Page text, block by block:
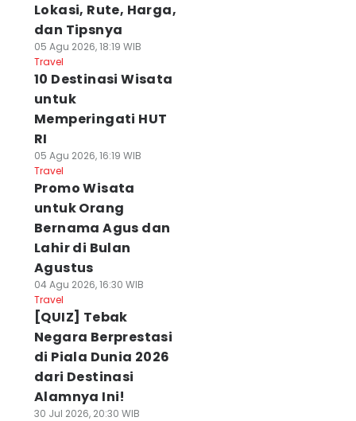
Lokasi, Rute, Harga,
dan Tipsnya
05 Agu 2026, 18:19 WIB
Travel
10 Destinasi Wisata
untuk
Memperingati HUT
RI
05 Agu 2026, 16:19 WIB
Travel
Promo Wisata
untuk Orang
Bernama Agus dan
Lahir di Bulan
Agustus
04 Agu 2026, 16:30 WIB
Travel
[QUIZ] Tebak
Negara Berprestasi
di Piala Dunia 2026
dari Destinasi
Alamnya Ini!
30 Jul 2026, 20:30 WIB